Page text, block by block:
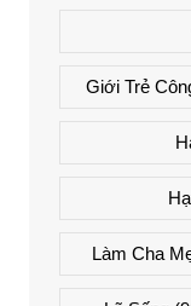
Giới Trẻ
Làm Cha